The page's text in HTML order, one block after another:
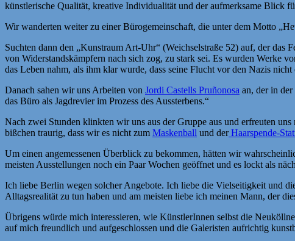
künstlerische Qualität, kreative Individualität und der aufmerksame Blick
Wir wanderten weiter zu einer Bürogemeinschaft, die unter dem Motto
Suchten dann den „Kunstraum Art-Uhr“ (Weichselstraße 52) auf, der
von Widerstandskämpfern nach sich zog, zu stark sei. Es wurden Werke
das Leben nahm, als ihm klar wurde, dass seine Flucht vor den Nazis
Danach sahen wir uns Arbeiten von Jordi Castells Pruñonosa an, der in
das Büro als Jagdrevier im Prozess des Aussterbens.“
Nach zwei Stunden klinkten wir uns aus der Gruppe aus und erfreuten
bißchen traurig, dass wir es nicht zum Maskenball und derHaarspende-
Um einen angemessenen Überblick zu bekommen, hätten wir
meisten Ausstellungen noch ein Paar Wochen geöffnet und es lockt als
Ich liebe Berlin wegen solcher Angebote. Ich liebe die Vielseitigkeit und
Alltagsrealität zu tun haben und am meisten liebe ich meinen Mann, der
Übrigens würde mich interessieren, wie KünstlerInnen selbst die
auf mich freundlich und aufgeschlossen und die Galeristen aufrichtig